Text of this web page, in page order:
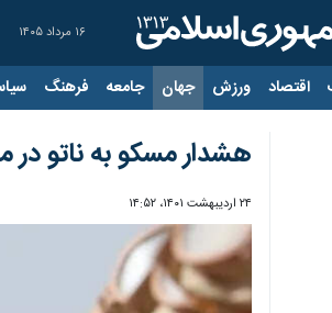
۱۶ مرداد ۱۴۰۵
اقتصاد ورزش جهان جامعه فرهنگ
هشدار مسکو به ناتو در
۲۴ اردیبهشت ۱۴۰۱، ۱۴:۵۲